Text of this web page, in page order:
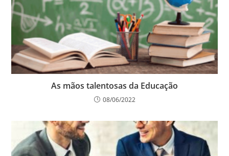
As mãos talentosas da Educação
08/06/2022